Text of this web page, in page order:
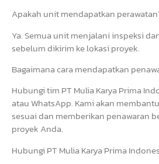
Apakah unit mendapatkan
Ya. Semua unit menjalani inspeksi
sebelum dikirim ke lokasi proyek.
Bagaimana cara mendapatkan
Hubungi tim PT Mulia Karya Prima
atau WhatsApp. Kami akan
sesuai dan memberikan penawaran
proyek Anda.
Hubungi PT Mulia Karya Prima